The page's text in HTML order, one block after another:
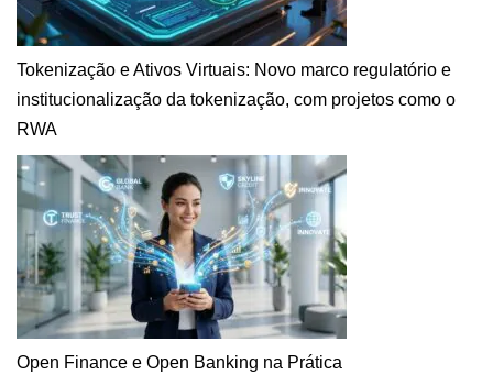
Tokenização e Ativos Virtuais: Novo marco regulatório e
institucionalização da tokenização, com projetos como o
RWA
Open Finance e Open Banking na Prática